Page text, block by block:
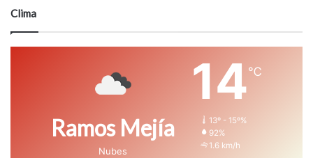
Clima
Ramos Mejía
Nubes
14℃
13º - 15º%
92%
1.6 km/h